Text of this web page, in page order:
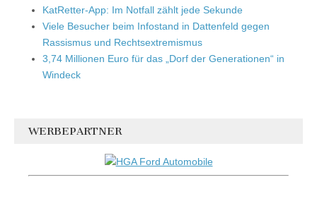
KatRetter-App: Im Notfall zählt jede Sekunde
Viele Besucher beim Infostand in Dattenfeld gegen
Rassismus und Rechtsextremismus
3,74 Millionen Euro für das „Dorf der Generationen“ in
Windeck
WERBEPARTNER